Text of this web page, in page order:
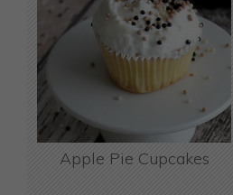
Apple Pie Cupcakes